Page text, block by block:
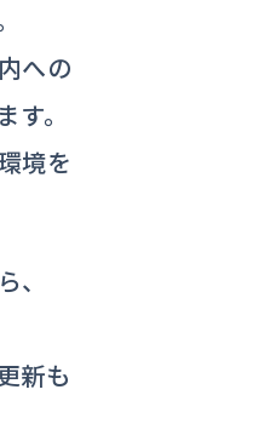
への
。
境を
、
新も